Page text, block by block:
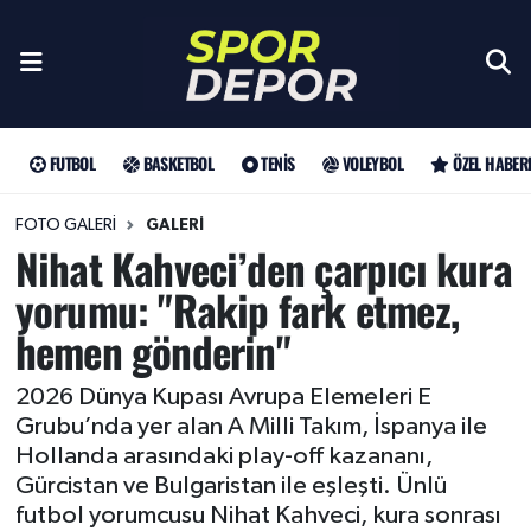
FUTBOL BASKETBOL TENIS VOLEYBOL ÖZEL
FOTO GALERI GALERI
Nihat Kahveci’den çarpıcı kura
yorumu: "Rakip fark etmez,
hemen gönderin"
2026 Dünya Kupası Avrupa Elemeleri E
Grubu’nda yer alan A Milli Takım, İspanya ile
Hollanda arasındaki play-off kazananı,
Gürcistan ve Bulgaristan ile eşleşti. Ünlü
futbol yorumcusu Nihat Kahveci, kura sonrası
Beşiktaş
Trabzonspor
Trendyol Süper Lig
Şampiyonlar Ligi
UEFA Avrupa Ligi
Avrupa Konferans Ligi
Türkiye Basketbol Ligi
Tenis
WTA
Voleybol
Sultanlar Ligi
Özel Haberler
Muhabirler
Arama
Futbol
Basketbol
Şampiyonlar Ligi
UEFA Avrupa Ligi
Avrupa Konferans Ligi
Trendyol Süper Lig
Nöbetçi Eczaneler
Trafik Durumu
Süper Lig Puan Durumu ve Fikstür
Tüm Manşetler
Son Dakika Haberleri
Haber Arşivi